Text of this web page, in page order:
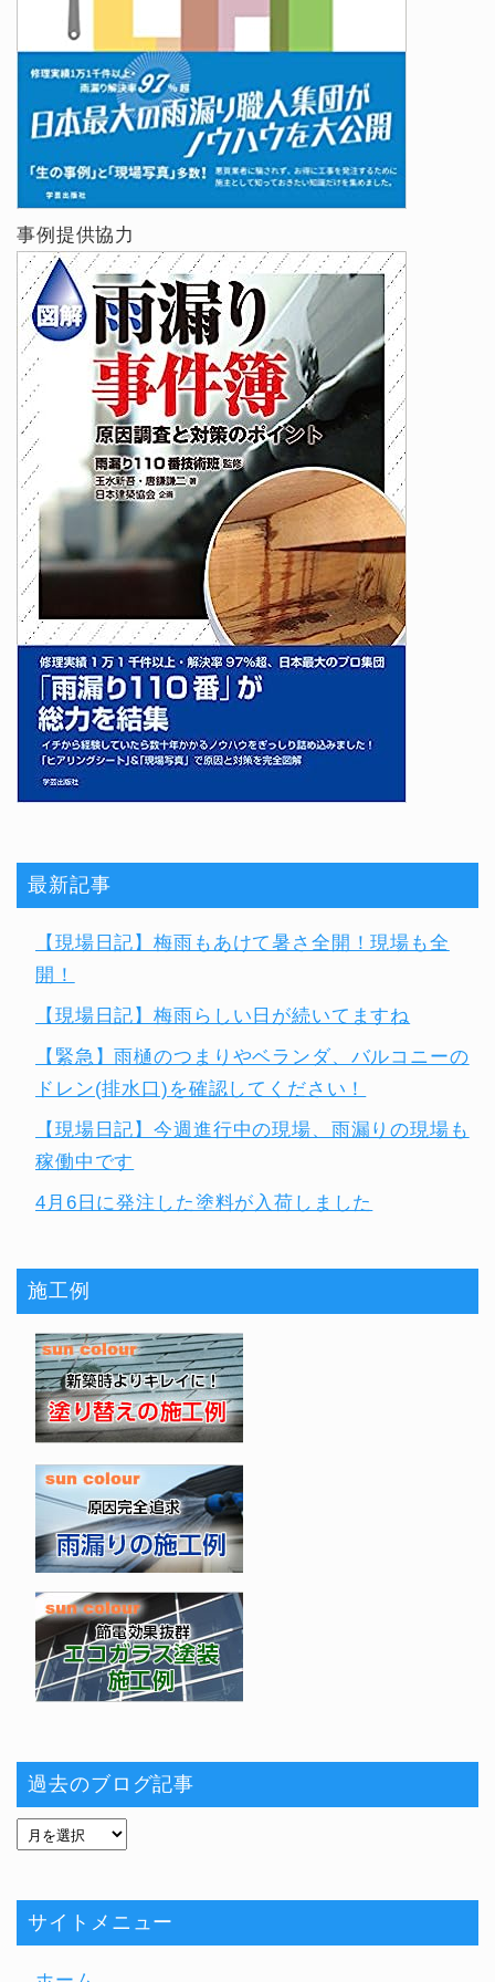
事例提供協力
最新記事
【現場日記】梅雨もあけて暑さ全開！現場も全
開！
【現場日記】梅雨らしい日が続いてますね
【緊急】雨樋のつまりやベランダ、バルコニーの
ドレン(排水口)を確認してください！
【現場日記】今週進行中の現場、雨漏りの現場も
稼働中です
4月6日に発注した塗料が入荷しました
施工例
過去のブログ記事
サイトメニュー